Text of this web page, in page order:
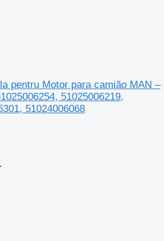
pentru Motor para camião MAN –
51025006219,
51024006068